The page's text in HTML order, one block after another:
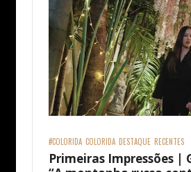
#COLORIDA COLORIDA DESTAQUE RECENTES
Primeiras Impressões |